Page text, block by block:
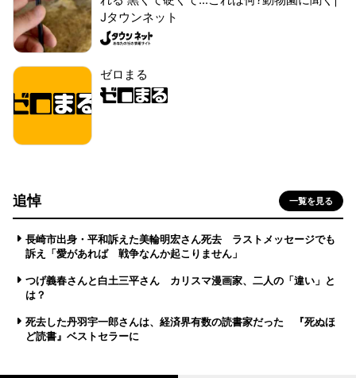
Jタウンネット
ゼロまる
追悼 一覧を見る
長崎市出身・平和訴えた美輪明宏さん死去 ラストメッセージでも
訴え「愛があれば 戦争なんか起こりません」
つげ義春さんと白土三平さん カリスマ漫画家、二人の「違い」と
は？
死去した丹羽宇一郎さんは、経済界有数の読書家だった 『死ぬほ
ど読書』ベストセラーに